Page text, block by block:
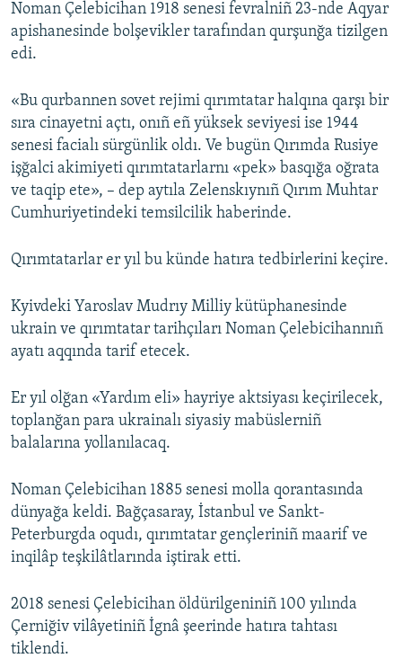
Noman Çelebicihan 1918 senesi fevralniñ 23-nde Aqyar
apishanesinde bolşevikler tarafından qurşunğa tizilgen
edi.
«Bu qurbannen sovet rejimi qırımtatar halqına qarşı bir
sıra cinayetni açtı, onıñ eñ yüksek seviyesi ise 1944
senesi facialı sürgünlik oldı. Ve bugün Qırımda Rusiye
işğalci akimiyeti qırımtatarlarnı «pek» basqığa oğrata
ve taqip ete», – dep aytıla Zelenskıynıñ Qırım Muhtar
Cumhuriyetindeki temsilcilik haberinde.
Qırımtatarlar er yıl bu künde hatıra tedbirlerini keçire.
Kyivdeki Yaroslav Mudrıy Milliy kütüphanesinde
ukrain ve qırımtatar tarihçıları Noman Çelebicihannıñ
ayatı aqqında tarif etecek.
Er yıl olğan «Yardım eli» hayriye aktsiyası keçirilecek,
toplanğan para ukrainalı siyasiy mabüslerniñ
balalarına yollanılacaq.
Noman Çelebicihan 1885 senesi molla qorantasında
dünyağa keldi. Bağçasaray, İstanbul ve Sankt-
Peterburgda oqudı, qırımtatar gençleriniñ maarif ve
inqilâp teşkilâtlarında iştirak etti.
2018 senesi Çelebicihan öldürilgeniniñ 100 yılında
Çerniğiv vilâyetiniñ İgnâ şeerinde hatıra tahtası
tiklendi.